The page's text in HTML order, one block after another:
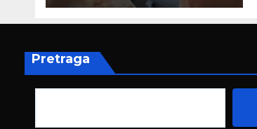
poruku
Pretraga